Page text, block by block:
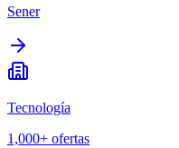
Sener
Tecnología
1,000+ ofertas